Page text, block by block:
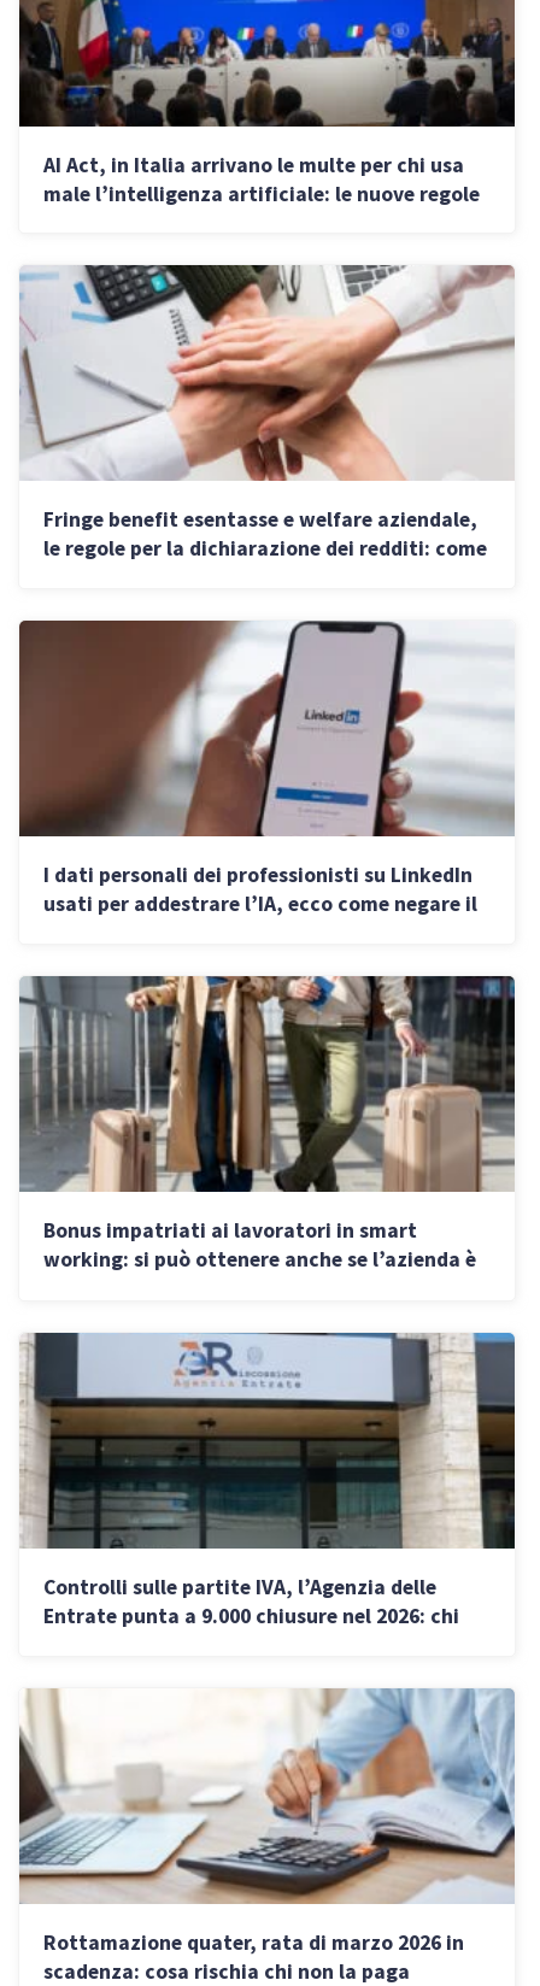
AI Act, in Italia arrivano le multe per chi usa
male l’intelligenza artificiale: le nuove regole
Fringe benefit esentasse e welfare aziendale,
le regole per la dichiarazione dei redditi: come
I dati personali dei professionisti su LinkedIn
usati per addestrare l’IA, ecco come negare il
Bonus impatriati ai lavoratori in smart
working: si può ottenere anche se l’azienda è
Controlli sulle partite IVA, l’Agenzia delle
Entrate punta a 9.000 chiusure nel 2026: chi
Rottamazione quater, rata di marzo 2026 in
scadenza: cosa rischia chi non la paga